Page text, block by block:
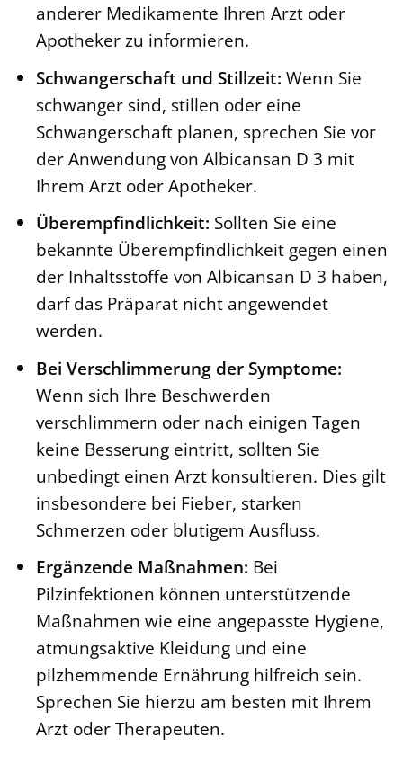
anderer Medikamente Ihren Arzt oder
Apotheker zu informieren.
Schwangerschaft und Stillzeit: Wenn Sie
schwanger sind, stillen oder eine
Schwangerschaft planen, sprechen Sie vor
der Anwendung von Albicansan D 3 mit
Ihrem Arzt oder Apotheker.
Überempfindlichkeit: Sollten Sie eine
bekannte Überempfindlichkeit gegen einen
der Inhaltsstoffe von Albicansan D 3 haben,
darf das Präparat nicht angewendet
werden.
Bei Verschlimmerung der Symptome:
Wenn sich Ihre Beschwerden
verschlimmern oder nach einigen Tagen
keine Besserung eintritt, sollten Sie
unbedingt einen Arzt konsultieren. Dies gilt
insbesondere bei Fieber, starken
Schmerzen oder blutigem Ausfluss.
Ergänzende Maßnahmen: Bei
Pilzinfektionen können unterstützende
Maßnahmen wie eine angepasste Hygiene,
atmungsaktive Kleidung und eine
pilzhemmende Ernährung hilfreich sein.
Sprechen Sie hierzu am besten mit Ihrem
Arzt oder Therapeuten.